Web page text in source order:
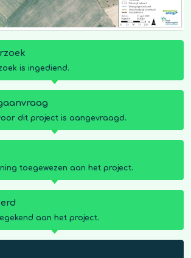
is ingediend.
dit project is aangevraagd.
toegewezen aan het project.
aan het project.